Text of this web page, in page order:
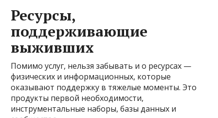
Ресурсы,
поддерживающие
выживших
Помимо услуг, нельзя забывать и о ресурсах —
физических и информационных, которые
оказывают поддержку в тяжелые моменты. Это
продукты первой необходимости,
инструментальные наборы, базы данных и